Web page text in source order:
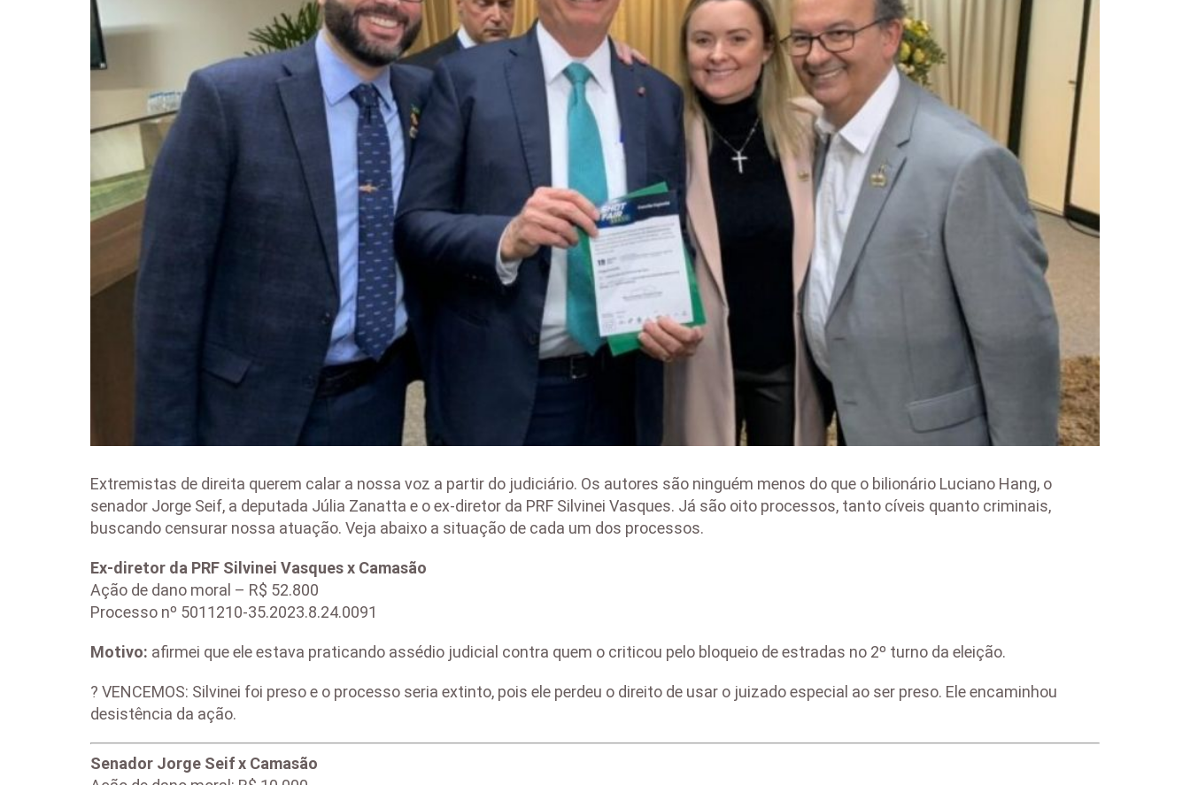
Extremistas de direita querem calar a nossa voz a partir do judiciário. Os autores são ninguém menos do que o bilionário Luciano Hang, o
senador Jorge Seif, a deputada Júlia Zanatta e o ex-diretor da PRF Silvinei Vasques. Já são oito processos, tanto cíveis quanto criminais,
buscando censurar nossa atuação. Veja abaixo a situação de cada um dos processos.
Ex-diretor da PRF Silvinei Vasques x Camasão
Ação de dano moral – R$ 52.800
Processo nº 5011210-35.2023.8.24.0091
Motivo: afirmei que ele estava praticando assédio judicial contra quem o criticou pelo bloqueio de estradas no 2º turno da eleição.
? VENCEMOS: Silvinei foi preso e o processo seria extinto, pois ele perdeu o direito de usar o juizado especial ao ser preso. Ele encaminhou
desistência da ação.
Senador Jorge Seif x Camasão